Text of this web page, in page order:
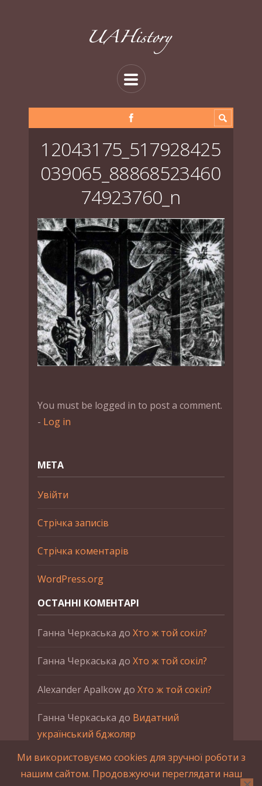
12043175_517928425
039065_88868523460
74923760_n
You must be logged in to post a comment.
- Log in
МЕТА
Увійти
Стрічка записів
Стрічка коментарів
WordPress.org
ОСТАННІ КОМЕНТАРІ
Ганна Черкаська до Хто ж той сокіл?
Ганна Черкаська до Хто ж той сокіл?
Alexander Apalkowдо Хто ж той сокіл?
Ганна Черкаська до Видатний
український бджоляр
Ганна ЧеркаськадоПетро Франко
Ми використовуємо cookies для зручної роботи з
нашим сайтом. Продовжуючи переглядати наш